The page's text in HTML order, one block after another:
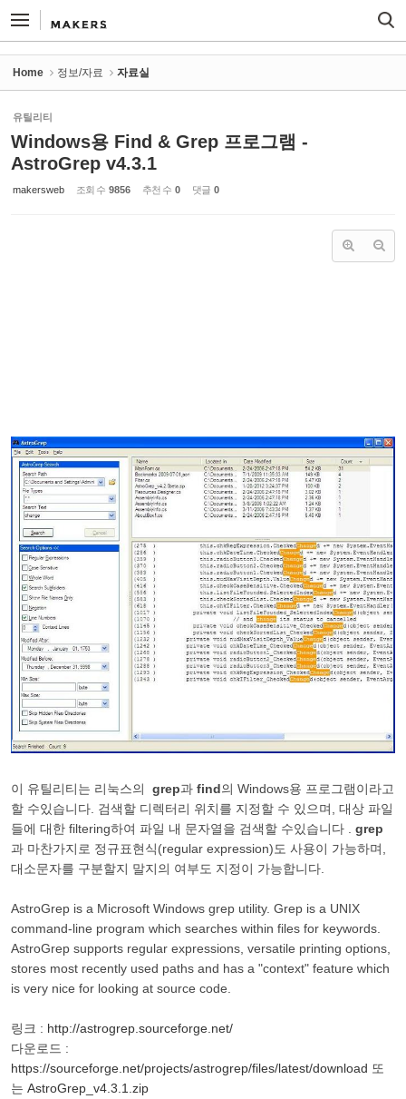
Home 정보/자료 자료실
유틸리티
Windows용 Find & Grep 프로그램 -
AstroGrep v4.3.1
makersweb 조회 수 9856 추천 수 0 댓글 0
이 유틸리티는 리눅스의 grep과 find의 Windows용 프로그램이라고
할 수있습니다. 검색할 디렉터리 위치를 지정할 수 있으며, 대상 파일
들에 대한 filtering하여 파일 내 문자열을 검색할 수있습니다 . grep
과 마찬가지로 정규표현식(regular expression)도 사용이 가능하며,
대소문자를 구분할지 말지의 여부도 지정이 가능합니다.
AstroGrep is a Microsoft Windows grep utility. Grep is a UNIX
command-line program which searches within files for keywords.
AstroGrep supports regular expressions, versatile printing options,
stores most recently used paths and has a "context" feature which
is very nice for looking at source code.
링크 : http://astrogrep.sourceforge.net/
다운로드 :
https://sourceforge.net/projects/astrogrep/files/latest/download 또
는 AstroGrep_v4.3.1.zip